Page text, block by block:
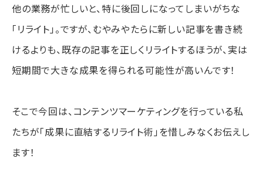
もう迷わない！SEOリライト「5つのステップ」
ステップ1：リライト記事の選定
ステップ2：競合分析と検索意図の再定義
ステップ4：タイトルとディスクリプションの改善
ステップ5：Googleへの再クロールリクエスト
他の業務が忙しいと、特に後回しになってしまいがちな
「リライト」。ですが、むやみやたらに新しい記事を書き続
けるよりも、既存の記事を正しくリライトするほうが、実は
短期間で大きな成果を得られる可能性が高いんです！
そこで今回は、コンテンツマーケティングを行っている私
たちが「成果に直結するリライト術」を惜しみなくお伝えし
ます！